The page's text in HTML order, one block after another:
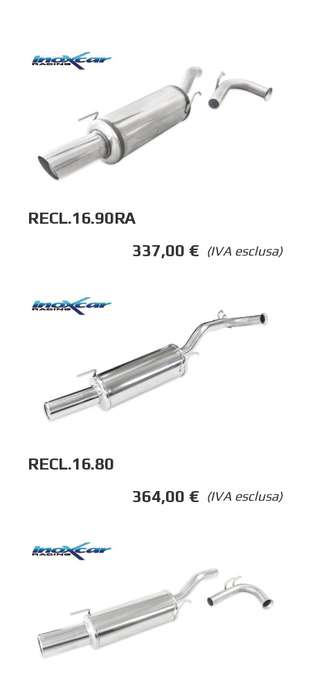
RECL.16.90RA
(IVA esclusa)
337,00 €
RECL.16.80
(IVA esclusa)
364,00 €